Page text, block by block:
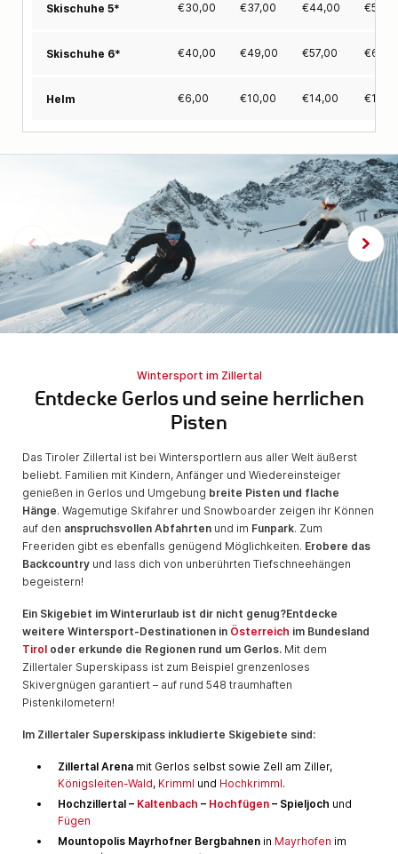
Skischuhe 5* €30,00 €37,00 €44,00 €
Skischuhe 6* €40,00 €49,00 €57,00 €
Helm €6,00 €10,00 €14,00 €
Wintersport im Zillertal
Entdecke Gerlos und seine herrlichen
Pisten
Das Tiroler Zillertal ist bei Wintersportlern aus aller Welt äußerst
beliebt. Familien mit Kindern, Anfänger und Wiedereinsteiger
genießen in Gerlos und Umgebung breite Pisten und flache
Hänge. Wagemutige Skifahrer und Snowboarder zeigen ihr Können
auf den anspruchsvollen Abfahrten und im Funpark. Zum
Freeriden gibt es ebenfalls genügend Möglichkeiten. Erobere das
Backcountry und lass dich von unberührten Tiefschneehängen
begeistern!
Ein Skigebiet im Winterurlaub ist dir nicht genug?Entdecke
weitere Wintersport-Destinationen in Österreich im Bundesland
Tirol oder erkunde die Regionen rund um Gerlos. Mit dem
Zillertaler Superskipass ist zum Beispiel grenzenloses
Skivergnügen garantiert – auf rund 548 traumhaften
Pistenkilometern!
Im Zillertaler Superskipass inkludierte Skigebiete sind:
Zillertal Arena mit Gerlos selbst sowie Zell am Ziller,
Königsleiten-Wald, Krimml und Hochkrimml.
Hochzillertal – Kaltenbach – Hochfügen – Spieljoch und
Fügen
Mountopolis Mayrhofner Bergbahnen in Mayrhofen im